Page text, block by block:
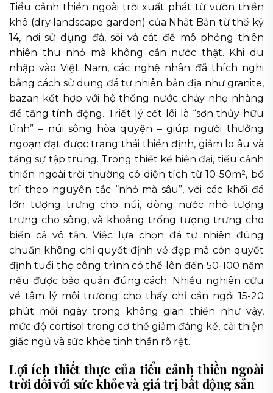
Tiểu cảnh thiền ngoài trời xuất phát từ vườn thiền
khô (dry landscape garden) của Nhật Bản từ thế kỷ
14, nơi sử dụng đá, sỏi và cát để mô phỏng thiên
nhiên thu nhỏ mà không cần nước thật. Khi du
nhập vào Việt Nam, các nghệ nhân đã thích nghi
bằng cách sử dụng đá tự nhiên bản địa như granite,
bazan kết hợp với hệ thống nước chảy nhẹ nhàng
để tăng tính động. Triết lý cốt lõi là “sơn thủy hữu
tình” – núi sông hòa quyện – giúp người thưởng
ngoạn đạt được trạng thái thiền định, giảm lo âu và
tăng sự tập trung. Trong thiết kế hiện đại, tiểu cảnh
thiền ngoài trời thường có diện tích từ 10-50m², bố
trí theo nguyên tắc “nhỏ mà sâu”, với các khối đá
lớn tượng trưng cho núi, dòng nước nhỏ tượng
trưng cho sông, và khoảng trống tượng trưng cho
biển cả vô tận. Việc lựa chọn đá tự nhiên đúng
chuẩn không chỉ quyết định vẻ đẹp mà còn quyết
định tuổi thọ công trình có thể lên đến 50-100 năm
nếu được bảo quản đúng cách. Nhiều nghiên cứu
về tâm lý môi trường cho thấy chỉ cần ngồi 15-20
phút mỗi ngày trong không gian thiền như vậy,
mức độ cortisol trong cơ thể giảm đáng kể, cải thiện
giấc ngủ và sức khỏe tinh thần rõ rệt.
Lợi ích thiết thực của tiểu cảnh thiền ngoài
trời đối với sức khỏe và giá trị bất động sản